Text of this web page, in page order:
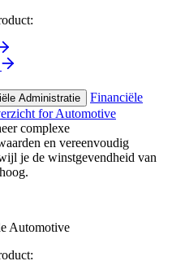
Administratie
Financiële
for Automotive
complexe
en vereenvoudig
je de winstgevendheid van
Automotive